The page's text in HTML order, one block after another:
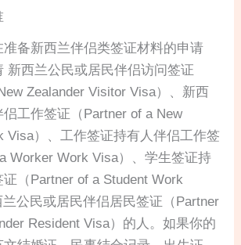
备新西兰伴侣类签证材料的申请
新西兰公民或居民伴侣访问签证
Zealander Visitor Visa）、新西
工作签证（Partner of a New
Visa）、工作签证持有人伴侣工作签
Worker Work Visa）、学生签证持
（Partner of a Student Work
公民或居民伴侣居民签证（Partner
Resident Visa）的人。如果你的